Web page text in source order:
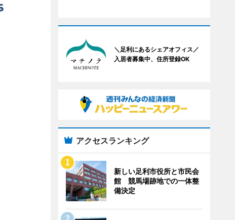
＼足利にあるシェアオフィス／
入居者募集中、住所登録OK
アクセスランキング
新しい足利市役所と市民会
館 競馬場跡地での一体整
備決定